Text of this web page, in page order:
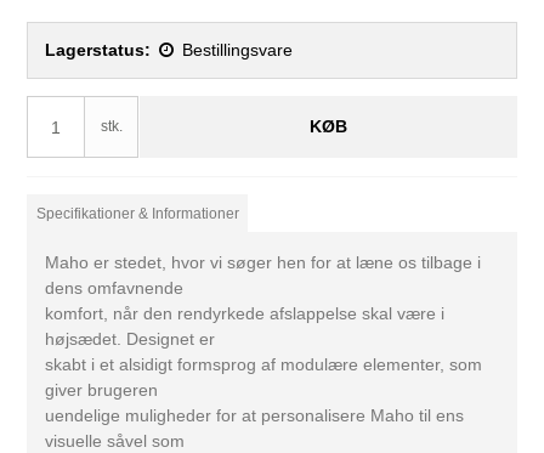
Lagerstatus: Bestillingsvare
stk. KØB
Specifikationer & Informationer
Maho er stedet, hvor vi søger hen for at læne os tilbage i
dens omfavnende
komfort, når den rendyrkede afslappelse skal være i
højsædet. Designet er
skabt i et alsidigt formsprog af modulære elementer, som
giver brugeren
uendelige muligheder for at personalisere Maho til ens
visuelle såvel som